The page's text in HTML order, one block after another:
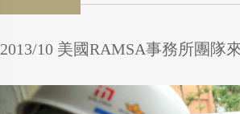
2013/10 美國RAMSA事務所團隊